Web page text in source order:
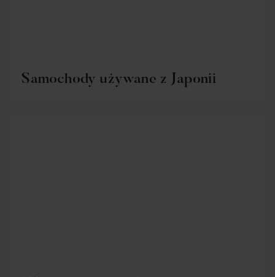
Samochody używane z Japonii